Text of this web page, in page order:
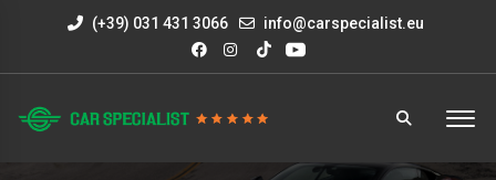
(+39) 031 431 3066 info@carspecialist.eu